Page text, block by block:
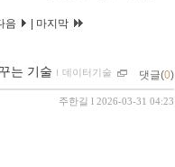
음 마지막
는 기술 ｌ 데이터기술 댓글(0)
주한길 l 2026-03-31 04:23